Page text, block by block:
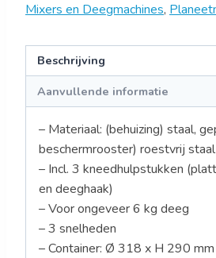
Mixers en Deegmachines,
Beschrijving
Aanvullende informatie
– Materiaal: (behuizing) staal,
beschermrooster) roestvrij staal
– Incl. 3 kneedhulpstukken
en deeghaak)
– Voor ongeveer 6 kg deeg
– 3 snelheden
– Container: Ø 318 x H 290 mm